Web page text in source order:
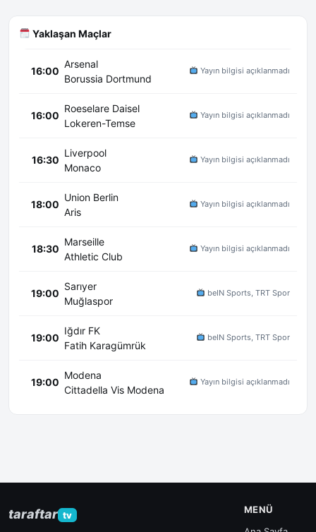
Yaklaşan Maçlar
16:00
Arsenal
Borussia Dortmund
Yayın bilgisi açıklanmadı
16:00
Roeselare Daisel
Lokeren-Temse
Yayın bilgisi açıklanmadı
16:30
Liverpool
Monaco
Yayın bilgisi açıklanmadı
18:00
Union Berlin
Aris
Yayın bilgisi açıklanmadı
18:30
Marseille
Athletic Club
Yayın bilgisi açıklanmadı
19:00
Sarıyer
Muğlaspor
beIN Sports, TRT Spor
19:00
Iğdır FK
Fatih Karagümrük
beIN Sports, TRT Spor
19:00
Modena
Cittadella Vis Modena
Yayın bilgisi açıklanmadı
taraftar tv
MENÜ